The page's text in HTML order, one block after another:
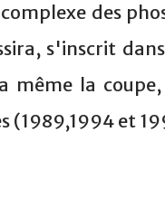
des
s'inscrit
même la
(1989,1994 et